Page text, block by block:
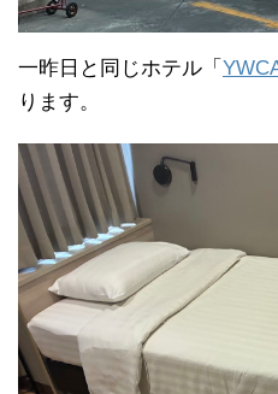
一昨日と同じホテル「
ります。